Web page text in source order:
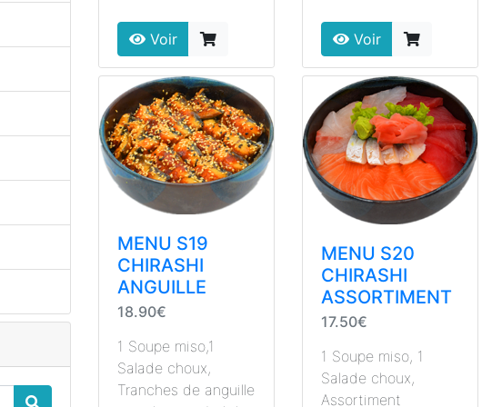
Voir Voir
MENU S19
CHIRASHI
ANGUILLE
18.90€
1 Soupe miso,1
Salade choux,
Tranches de anguille
MENU S20
CHIRASHI
ASSORTIMENT
17.50€
1 Soupe miso, 1
Salade choux,
Assortiment